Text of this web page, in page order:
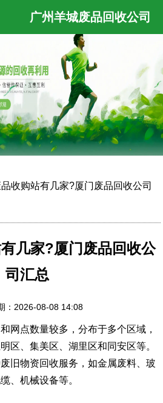
广州羊城废品回收公司
收购站有几家?厦门废品回收公司
几家?厦门废品回收公
司汇总
：2026-08-08 14:08
网点数量较多，分布于多个区域，
区、集美区、湖里区和同安区等。
旧物资回收服务，如金属废料、玻
、机械设备等。